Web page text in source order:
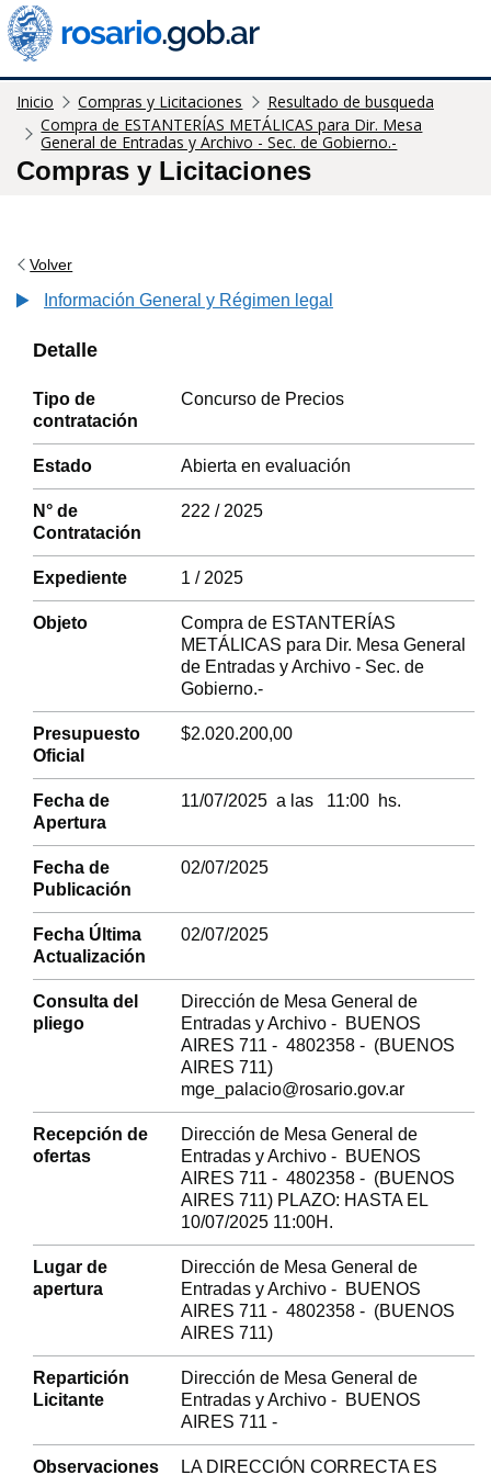
Inicio Compras y Licitaciones
Resultado de busqueda
Compra de ESTANTERÍAS METÁLICAS para Dir. Mesa
General de Entradas y Archivo - Sec. de Gobierno.-
Compras y Licitaciones
Volver
Información General y Régimen legal
Detalle
Tipo de
contratación
Concurso de Precios
Estado Abierta en evaluación
N° de
Contratación
222 / 2025
Expediente 1 / 2025
Objeto
Compra de ESTANTERÍAS
METÁLICAS para Dir. Mesa General
de Entradas y Archivo - Sec. de
Gobierno.-
Presupuesto
Oficial
$2.020.200,00
Fecha de
Apertura
11/07/2025 a las 11:00 hs.
Fecha de
Publicación
02/07/2025
Fecha Última
Actualización
02/07/2025
Consulta del
pliego
Dirección de Mesa General de
Entradas y Archivo - BUENOS
AIRES 711 - 4802358 - (BUENOS
AIRES 711)
mge_palacio@rosario.gov.ar
Recepción de
ofertas
Dirección de Mesa General de
Entradas y Archivo - BUENOS
AIRES 711 - 4802358 - (BUENOS
AIRES 711) PLAZO: HASTA EL
10/07/2025 11:00H.
Lugar de
apertura
Dirección de Mesa General de
Entradas y Archivo - BUENOS
AIRES 711 - 4802358 - (BUENOS
AIRES 711)
Repartición
Licitante
Dirección de Mesa General de
Entradas y Archivo - BUENOS
AIRES 711 -
Observaciones LA DIRECCIÓN CORRECTA ES